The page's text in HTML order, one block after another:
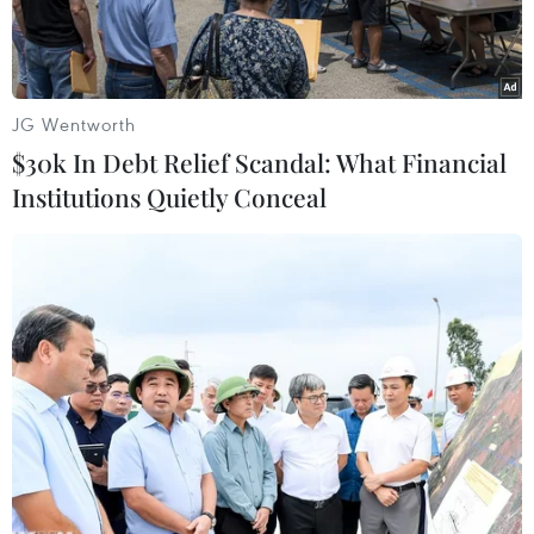
Bị cáo Nguyễn Thanh Phương tại phiên tòa sơ thẩm. (Ảnh:
Công Mạo/TTXVN)
Sau một ngày xét xử sơ thẩm, chiều 24/9, Tòa án
nhân dân tỉnh An Giang đã tuyên phạt bị cáo
JG Wentworth
$30k In Debt Relief Scandal: What Financial
Institutions Quietly Conceal